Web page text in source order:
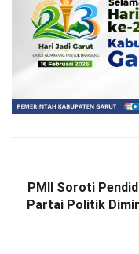
PMII Soroti
Partai Politik